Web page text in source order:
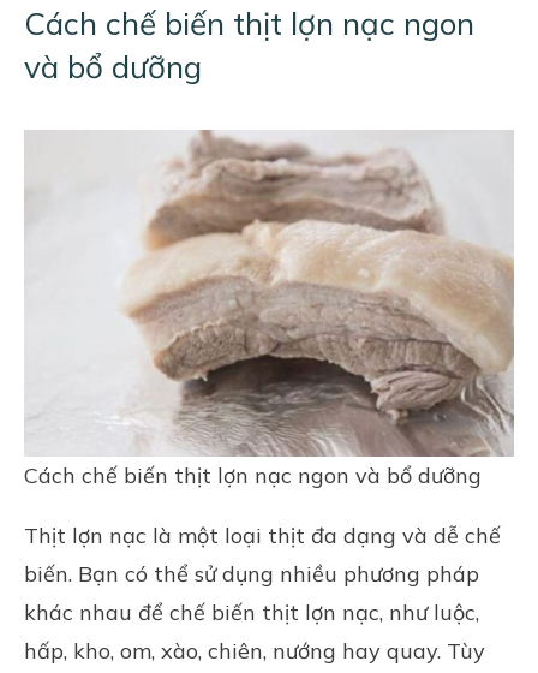
Cách chế biến thịt lợn nạc ngon
và bổ dưỡng
Cách chế biến thịt lợn nạc ngon và bổ dưỡng
Thịt lợn nạc là một loại thịt đa dạng và dễ chế
biến. Bạn có thể sử dụng nhiều phương pháp
khác nhau để chế biến thịt lợn nạc, như luộc,
hấp, kho, om, xào, chiên, nướng hay quay. Tùy